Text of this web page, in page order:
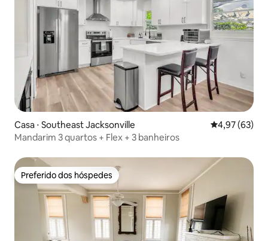
Casa ⋅ Southeast Jacksonville 4,97 de uma
4,97 (63)
Mandarim 3 quartos + Flex + 3 banheiros
Preferido dos hóspedes
Preferido dos hóspedes